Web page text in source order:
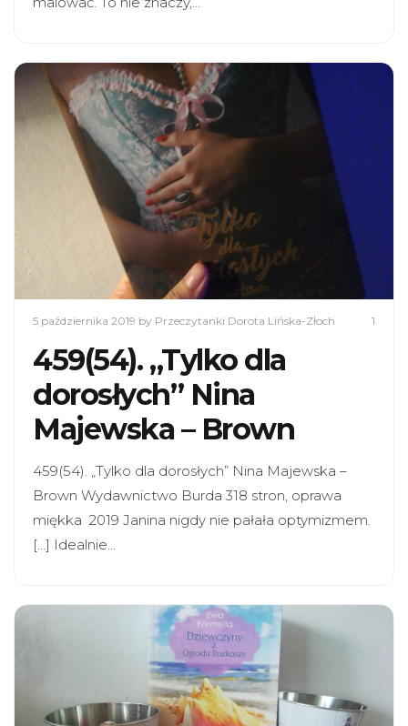
5 października 2019 by Przeczytanki Dorota Lińska-Złoch 1
459(54). „Tylko dla
dorosłych” Nina
Majewska – Brown
459(54). „Tylko dla dorosłych” Nina Majewska –
Brown Wydawnictwo Burda 318 stron, oprawa
miękka 2019 Janina nigdy nie pałała optymizmem.
[…] Idealnie…